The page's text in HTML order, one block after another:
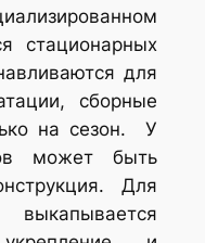
стационарных
для
сборные
на сезон. У
может быть
Для